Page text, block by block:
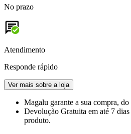
No prazo
Atendimento
Responde rápido
Ver mais sobre a loja
Magalu garante a sua compra,
Devolução Gratuita em até 7
produto.